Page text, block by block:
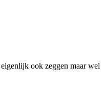
ook zeggen maar wel